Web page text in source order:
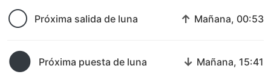
🌕 Próxima salida de luna ↑ Mañana, 00:53
🌑 Próxima puesta de luna ↓ Mañana, 15:41